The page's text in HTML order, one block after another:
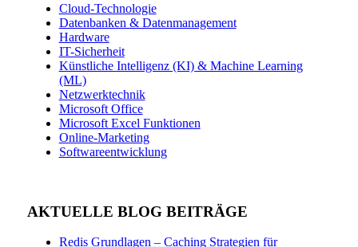
Cloud-Technologie
Datenbanken & Datenmanagement
Hardware
IT-Sicherheit
Künstliche Intelligenz (KI) & Machine Learning
(ML)
Netzwerktechnik
Microsoft Office
Microsoft Excel Funktionen
Online-Marketing
Softwareentwicklung
AKTUELLE BLOG BEITRÄGE
Redis Grundlagen – Caching Strategien für